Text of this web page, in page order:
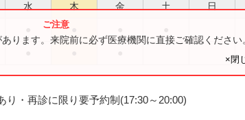
水 木 金 土 日
ります。来院前に必ず医療機関に直接ご確認ください
×閉
り・再診に限り要予約制(17:30～20:00)